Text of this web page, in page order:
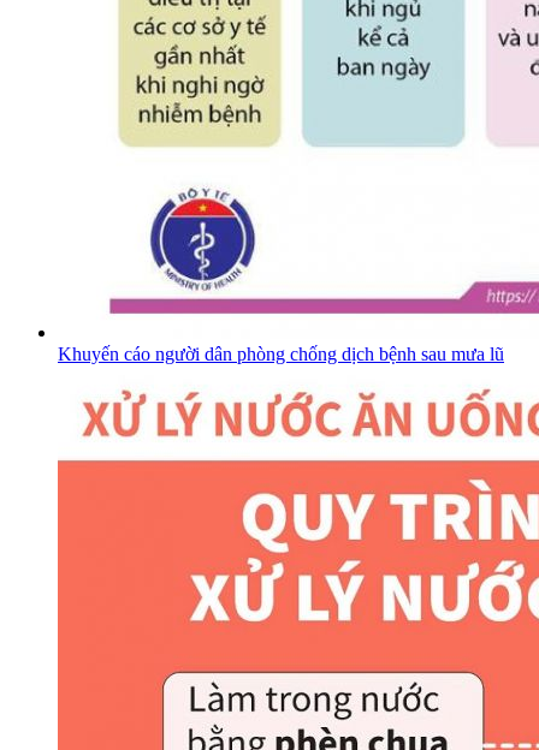
Khuyến cáo người dân phòng chống dịch bệnh sau mưa lũ